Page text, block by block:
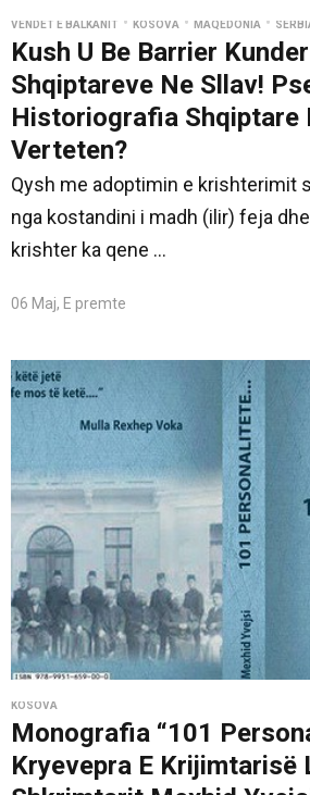
VENDET E BALKANIT • KOSOVA • MAQEDONIA •
Kush U Be Barrier
Shqiptareve Ne Sllav!
Historiografia Shqiptare
Verteten?
Qysh me adoptimin e krishterimit
nga kostandini i madh (ilir) feja
krishter ka qene ...
06 Maj, E premte
KOSOVA
Monografia “101
Kryevepra E Krijimtarisë